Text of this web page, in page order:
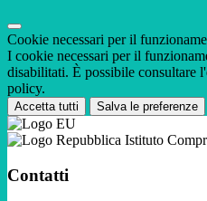
Cookie necessari per il
I cookie necessari per il
disabilitati. È possibile consultare
policy.
Accetta tutti Salva le preferenze
Istituto
Contatti